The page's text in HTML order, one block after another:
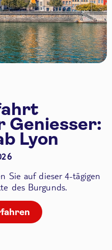
Geniesser:
Lyon
Sie auf dieser 4-tägigen
des Burgunds.